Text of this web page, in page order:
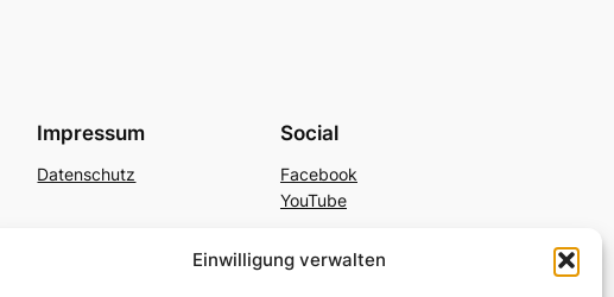
Einwilligung verwalten
Impressum
Datenschutz
Social
Facebook
YouTube